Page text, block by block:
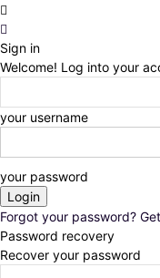
Sign in
Welcome! Log into your
your username
your password
Forgot your password?
Password recovery
Recover your password